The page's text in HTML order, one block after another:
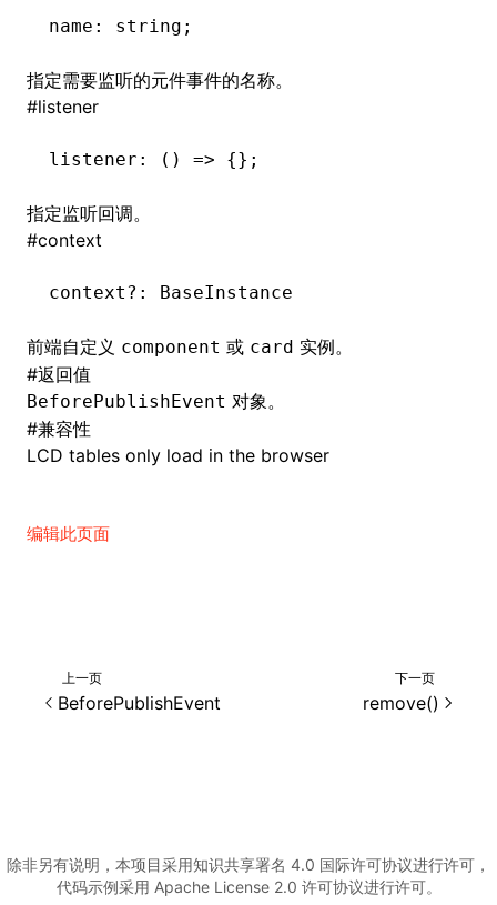
name : string;
指定需要监听的元件事件的名称。
#listener
listener : () => {};
指定监听回调。
#context
context ?: BaseInstance
前端自定义 component 或 card 实例。
#返回值
BeforePublishEvent 对象。
#兼容性
LCD tables only load in the browser
编辑此页面
上一页
BeforePublishEvent
下一页
remove()
除非另有说明，本项目采用知识共享署名 4.0 国际许可协议进行许可，
代码示例采用 Apache License 2.0 许可协议进行许可。